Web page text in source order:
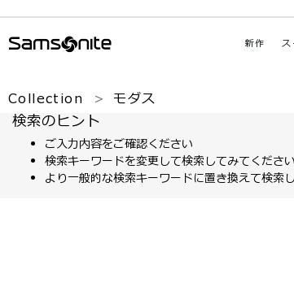
新作
Collection モダス
検索のヒント
ご入力内容をご確認ください
検索キーワードを変更して検索してみてください
より一般的な検索キーワードに置き換えて検索